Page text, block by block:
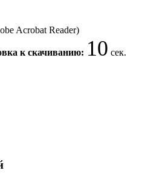
Acrobat Reader)
к скачиванию: 10 сек.